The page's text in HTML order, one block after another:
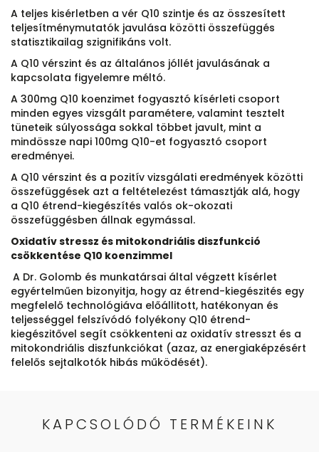
A teljes kisérletben a vér Q10 szintje és az összesített
teljesítménymutatók javulása közötti összefüggés
statisztikailag szignifikáns volt.
A Q10 vérszint és az általános jóllét javulásának a
kapcsolata figyelemre méltó.
A 300mg Q10 koenzimet fogyasztó kísérleti csoport
minden egyes vizsgált paramétere, valamint tesztelt
tüneteik súlyossága sokkal többet javult, mint a
mindössze napi 100mg Q10-et fogyasztó csoport
eredményei.
A Q10 vérszint és a pozitív vizsgálati eredmények közötti
összefüggések azt a feltételezést támasztják alá, hogy
a Q10 étrend-kiegészítés valós ok-okozati
összefüggésben állnak egymással.
Oxidatív stressz és mitokondriális diszfunkció
csökkentése Q10 koenzimmel
A Dr. Golomb és munkatársai által végzett kísérlet
egyértelműen bizonyitja, hogy az étrend-kiegészités egy
megfelelő technológiáva előállitott, hatékonyan és
teljességgel felszívódó folyékony Q10 étrend-
kiegészitővel segít csökkenteni az oxidatív stresszt és a
mitokondriális diszfunkciókat (azaz, az energiaképzésért
felelős sejtalkotók hibás működését).
KAPCSOLÓDÓ TERMÉKEINK